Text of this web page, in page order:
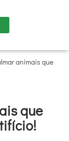
animais que
que